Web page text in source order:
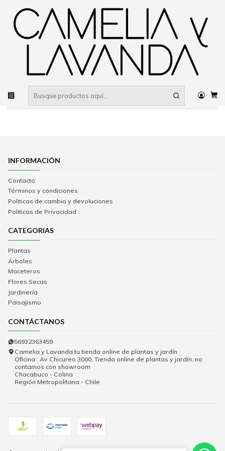
Inicio Jardinería Asesorias
Todavía no hay productos disponibles aquí
Puedes probar a buscar en otras categorías o utilizar la
barra de búsqueda para encontrar otros productos.
INFORMACIÓN
Contacto
Términos y condiciones
Politicas de cambio y devoluciones
Politicas de Privacidad
CATEGORIAS
Plantas
Árboles
Maceteros
Flores Secas
Jardinería
Paisajismo
CONTÁCTANOS
56932363459
Camelia y Lavanda tu tienda online de plantas y jardín
Oficina : Av Chicureo 3000, Tienda online de plantas y jardín, no
contamos con showroom
Chacabuco - Colina
Región Metropolitana - Chile